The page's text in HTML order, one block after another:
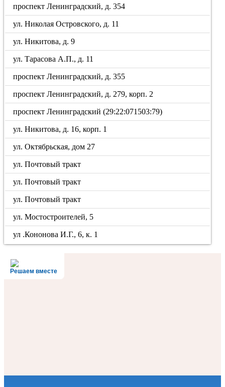
проспект Ленинградский, д. 354
ул. Николая Островского, д. 11
ул. Никитова, д. 9
ул. Тарасова А.П., д. 11
проспект Ленинградский, д. 355
проспект Ленинградский, д. 279, корп. 2
проспект Ленинградский (29:22:071503:79)
ул. Никитова, д. 16, корп. 1
ул. Октябрьская, дом 27
ул. Почтовый тракт
ул. Почтовый тракт
ул. Почтовый тракт
ул. Мостостроителей, 5
ул .Кононова И.Г., 6, к. 1
Решаем вместе